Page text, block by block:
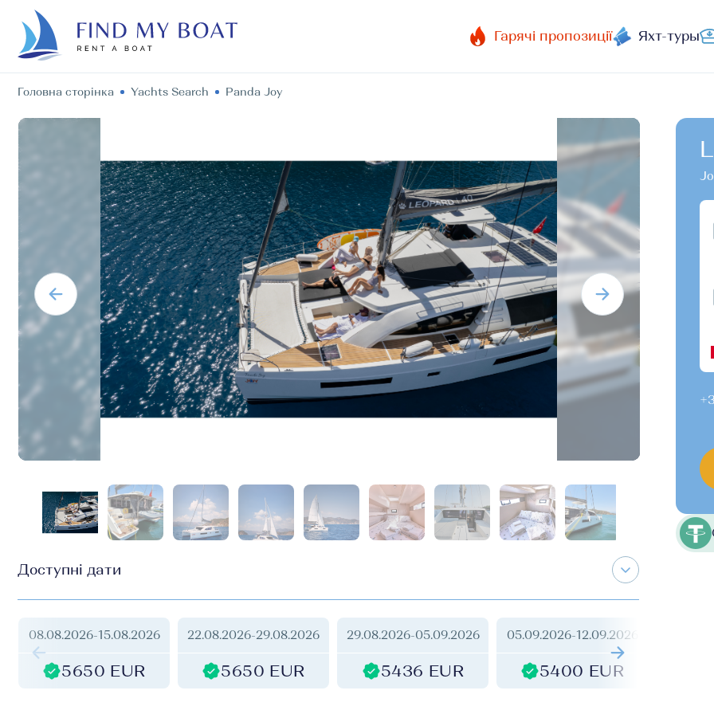
Гарячі пропозиції Яхт-туры
Головна сторінка Yachts Search Panda Joy
Доступні дати
08.08.2026-15.08.2026
5650 EUR
22.08.2026-29.08.2026
5650 EUR
29.08.2026-05.09.2026
5436 EUR
05.09.2026-12.09.2026
5400 EUR